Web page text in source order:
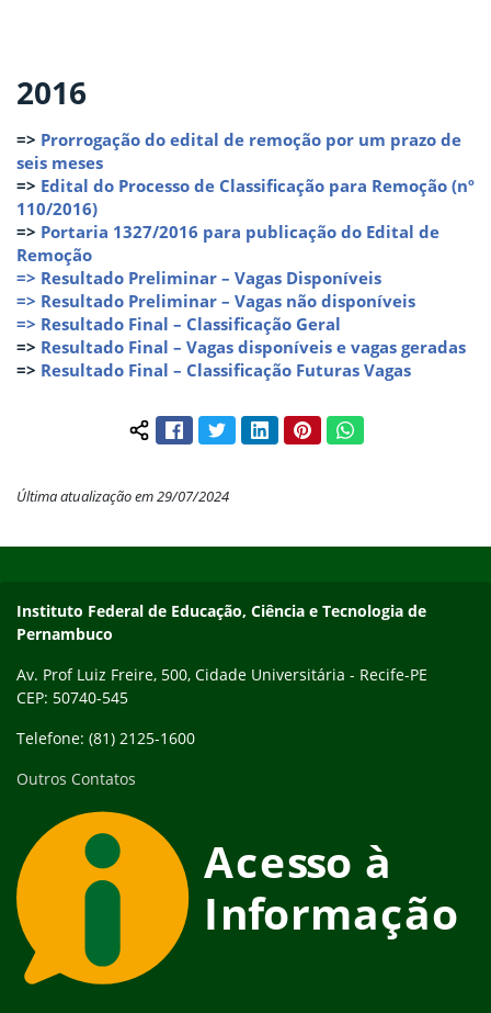
2016
=> Prorrogação do edital de remoção por um prazo de
seis meses
=> Edital do Processo de Classificação para Remoção (nº
110/2016)
=> Portaria 1327/2016 para publicação do Edital de
Remoção
=> Resultado Preliminar – Vagas Disponíveis
=> Resultado Preliminar – Vagas não disponíveis
=> Resultado Final – Classificação Geral
=> Resultado Final – Vagas disponíveis e vagas geradas
=> Resultado Final – Classificação Futuras Vagas
Compartilhar conteúdo:
FacebookTwitterLinkedInPinterestWhatsApp
Última atualização em 29/07/2024
Instituto Federal de Educação, Ciência e Tecnologia de
Pernambuco
Av. Prof Luiz Freire, 500, Cidade Universitária - Recife-PE
CEP: 50740-545
Telefone: (81) 2125-1600
Outros Contatos